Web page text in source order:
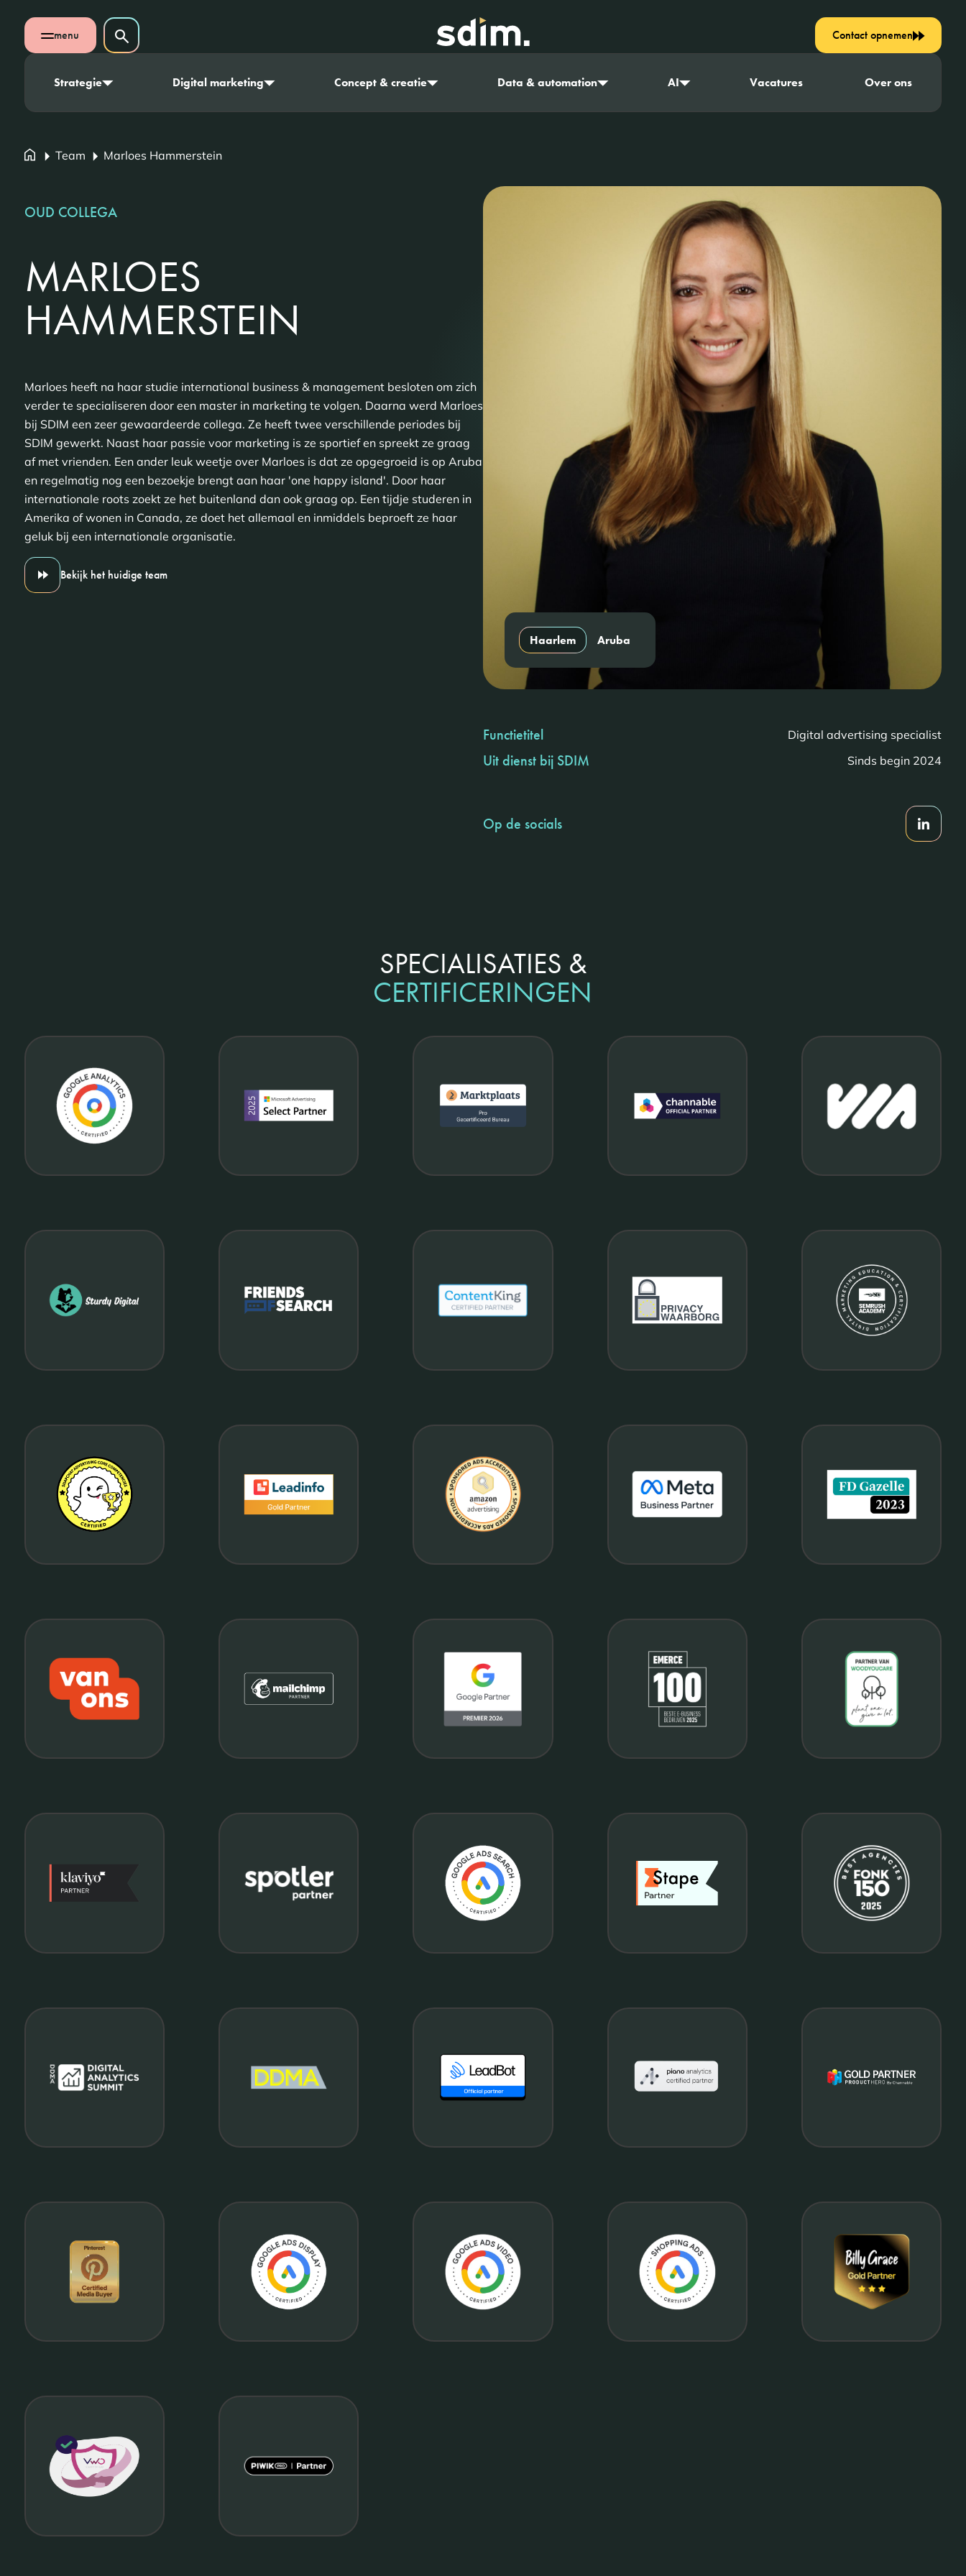
Navigatie overslaan
Open mobiel menu
menu Zoeken op website
Zoeken
Strategie Digital marketing Concept & creatie Data & automation AI Vacatures Over ons
Contact opnemen
Team Marloes Hammerstein
OUD COLLEGA
MARLOES
HAMMERSTEIN
Marloes heeft na haar studie international business & management besloten om zich
verder te specialiseren door een master in marketing te volgen. Daarna werd Marloes
bij SDIM een zeer gewaardeerde collega. Ze heeft twee verschillende periodes bij
SDIM gewerkt. Naast haar passie voor marketing is ze sportief en spreekt ze graag
af met vrienden. Een ander leuk weetje over Marloes is dat ze opgegroeid is op Aruba
en regelmatig nog een bezoekje brengt aan haar 'one happy island'. Door haar
internationale roots zoekt ze het buitenland dan ook graag op. Een tijdje studeren in
Amerika of wonen in Canada, ze doet het allemaal en inmiddels beproeft ze haar
geluk bij een internationale organisatie.
Bekijk het huidige team
Haarlem Aruba
Functietitel Digital advertising specialist
Uit dienst bij SDIM Sinds begin 2024
Op de socials
SPECIALISATIES &
CERTIFICERINGEN